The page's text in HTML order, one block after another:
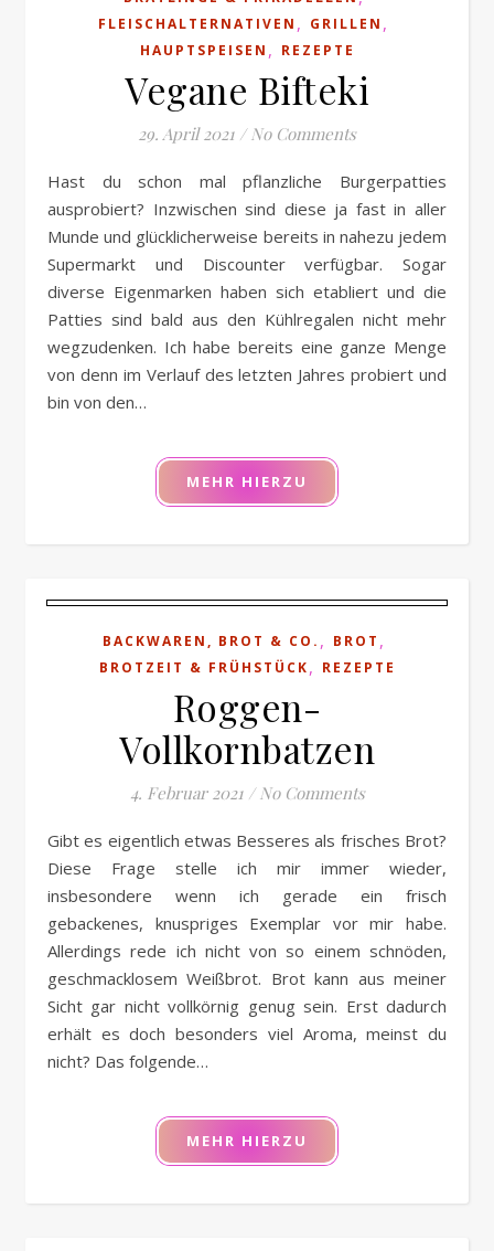
FLEISCHALTERNATIVEN , GRILLEN ,
HAUPTSPEISEN , REZEPTE
Vegane Bifteki
29. April 2021 / No Comments
Hast du schon mal pflanzliche Burgerpatties
ausprobiert? Inzwischen sind diese ja fast in aller
Munde und glücklicherweise bereits in nahezu jedem
Supermarkt und Discounter verfügbar. Sogar
diverse Eigenmarken haben sich etabliert und die
Patties sind bald aus den Kühlregalen nicht mehr
wegzudenken. Ich habe bereits eine ganze Menge
von denn im Verlauf des letzten Jahres probiert und
bin von den…
MEHR HIERZU
BACKWAREN, BROT & CO. , BROT ,
BROTZEIT & FRÜHSTÜCK, REZEPTE
Roggen-
Vollkornbatzen
4. Februar 2021 / No Comments
Gibt es eigentlich etwas Besseres als frisches Brot?
Diese Frage stelle ich mir immer wieder,
insbesondere wenn ich gerade ein frisch
gebackenes, knuspriges Exemplar vor mir habe.
Allerdings rede ich nicht von so einem schnöden,
geschmacklosem Weißbrot. Brot kann aus meiner
Sicht gar nicht vollkörnig genug sein. Erst dadurch
erhält es doch besonders viel Aroma, meinst du
nicht? Das folgende…
MEHR HIERZU